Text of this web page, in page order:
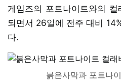
게임즈의 포트나이트와의
되면서 26일에 전주 대비
다.
붉은사막과 포트나